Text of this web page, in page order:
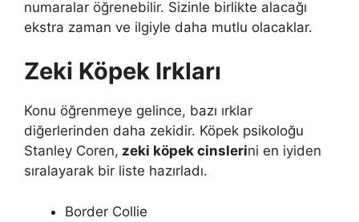
numaralar öğrenebilir. Sizinle birlikte alacağı
ekstra zaman ve ilgiyle daha mutlu olacaklar.
Zeki Köpek Irkları
Konu öğrenmeye gelince, bazı ırklar
diğerlerinden daha zekidir. Köpek psikoloğu
Stanley Coren, zeki köpek cinslerini en iyiden
sıralayarak bir liste hazırladı.
Border Collie